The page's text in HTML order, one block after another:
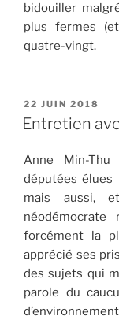
bidouiller
plus fermes
quatre-vingt.
PUBLIÉ
LE
22 JUIN 2018
Entretien
Anne Min-
députées élues
mais aussi,
forcément la
apprécié ses
des sujets qui
parole du